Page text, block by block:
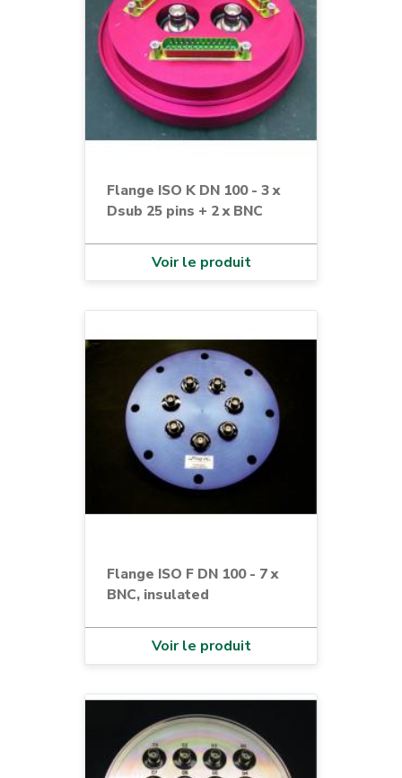
Flange ISO K DN 100 - 3 x
Dsub 25 pins + 2 x BNC
Voir le produit
Flange ISO F DN 100 - 7 x
BNC, insulated
Voir le produit